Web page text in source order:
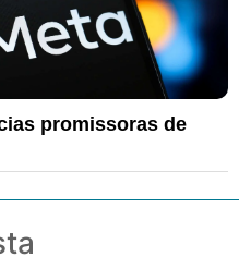
promissoras de